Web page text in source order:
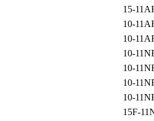
15-
10-
10-
10-
10-
10-
10-
15F-